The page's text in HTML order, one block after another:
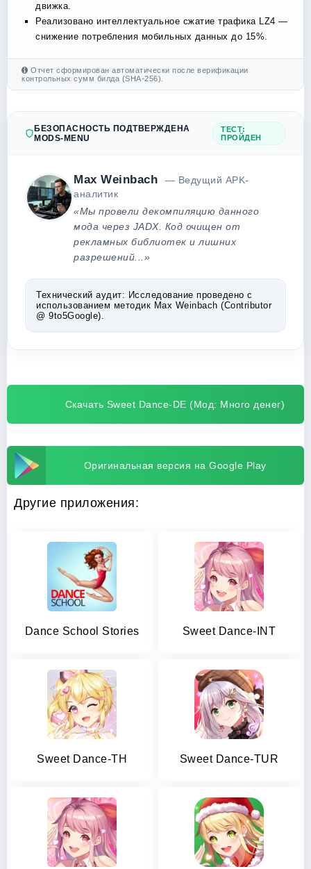
движка.
Реализовано интеллектуальное сжатие трафика LZ4 —
снижение потребления мобильных данных до 15%.
Отчет сформирован автоматически после верификации
контрольных сумм билда (SHA-256).
БЕЗОПАСНОСТЬ ПОДТВЕРЖДЕНА
MODS-MENU
ТЕСТ:
ПРОЙДЕН
Max Weinbach
— Ведущий APK-
аналитик
«Мы провели декомпиляцию данного
мода через JADX. Код очищен от
рекламных библиотек и лишних
разрешений...»
Технический аудит: Исследование проведено с
использованием методик Max Weinbach (Contributor
@ 9to5Google).
Скачать Sweet Dance-DE (Мод: Много денег)
Оригинальная версия на Google Play
Другие приложения:
Dance School Stories Sweet Dance-INT
Sweet Dance-TH Sweet Dance-TUR